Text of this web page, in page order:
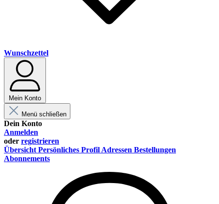
Wunschzettel
Mein Konto
Menü schließen
Dein Konto
Anmelden
oder registrieren
Übersicht Persönliches Profil Adressen Bestellungen
Abonnements